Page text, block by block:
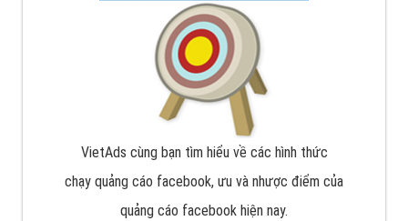
VietAds cùng bạn tìm hiểu về các hình thức
chạy quảng cáo facebook, ưu và nhược điểm của
quảng cáo facebook hiện nay.